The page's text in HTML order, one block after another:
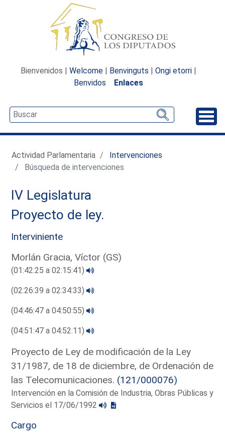
Bienvenidos | Welcome | Benvinguts | Ongi etorri |
Benvidos
Enlaces
Actividad Parlamentaria
Intervenciones
Búsqueda de intervenciones
IV Legislatura
Proyecto de ley.
Interviniente
Morlán Gracia, Víctor (GS)
(01:42:25 a 02:15:41)
(02:26:39 a 02:34:33)
(04:46:47 a 04:50:55)
(04:51:47 a 04:52:11)
Proyecto de Ley de modificación de la Ley
31/1987, de 18 de diciembre, de Ordenación de
las Telecomunicaciones. (121/000076)
Intervención en la Comisión de Industria, Obras Públicas y
Servicios el 17/06/1992
Cargo